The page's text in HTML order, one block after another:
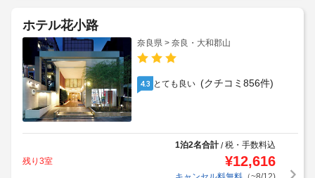
ホテル花小路
奈良県 > 奈良・大和郡山
4.3 とても良い (クチコミ856件)
1泊2名合計/税・手数料込
残り3室
¥12,616